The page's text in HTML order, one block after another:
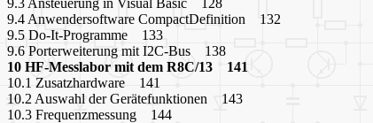
9.3 Ansteuerung in Visual Basic 128
9.4 Anwendersoftware CompactDefinition 132
9.5 Do-It-Programme 133
9.6 Porterweiterung mit I2C-Bus 138
10 HF-Messlabor mit dem R8C/13 141
10.1 Zusatzhardware 141
10.2 Auswahl der Gerätefunktionen 143
10.3 Frequenzmessung 144